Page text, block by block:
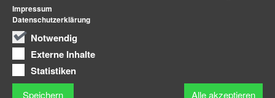
Notwendig
Externe Inhalte
Statistiken
Speichern Alle akzeptieren
Impressum
Datenschutzerklärung